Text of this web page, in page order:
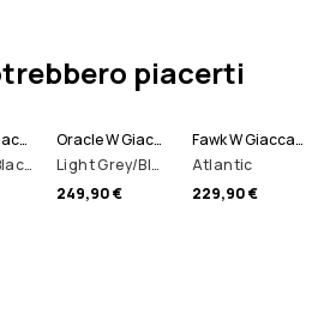
piacerti
Oracle W Giacca Sci Donna
Soft Pink/Black/Metal Blue
Oracle W Giacca Sci Donna
Light Grey/Black/Atlantic
249,90 €
Fawk W Giacca Sci Donna
Atlantic
229,90 €